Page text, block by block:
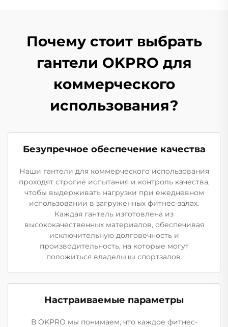
Почему стоит выбрать
гантели OKPRO для
коммерческого
использования?
Безупречное обеспечение качества
Наши гантели для коммерческого использования
проходят строгие испытания и контроль качества,
чтобы выдерживать нагрузки при ежедневном
использовании в загруженных фитнес-залах.
Каждая гантель изготовлена из
высококачественных материалов, обеспечивая
исключительную долговечность и
производительность, на которые могут
положиться владельцы спортзалов.
Настраиваемые параметры
В OKPRO мы понимаем, что каждое фитнес-